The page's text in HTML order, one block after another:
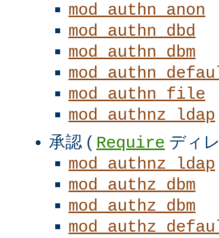
mod_authn_anon
mod_authn_dbd
mod_authn_dbm
mod_authn_file
mod_authnz_ldap
承認 ( Require ディ
mod_authnz_ldap
mod_authz_dbm
mod_authz_dbm